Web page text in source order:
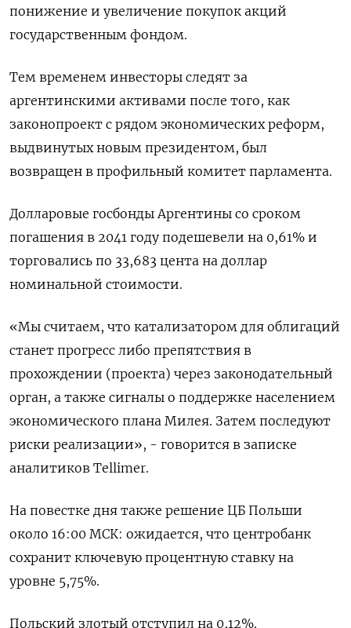
понижение и увеличение покупок акций
государственным фондом.
Тем временем инвесторы следят за
аргентинскими активами после того, как
законопроект с рядом экономических реформ,
выдвинутых новым президентом, был
возвращен в профильный комитет парламента.
Долларовые госбонды Аргентины со сроком
погашения в 2041 году подешевели на 0,61% и
торговались по 33,683 цента на доллар
номинальной стоимости.
«Мы считаем, что катализатором для облигаций
станет прогресс либо препятствия в
прохождении (проекта) через законодательный
орган, а также сигналы о поддержке населением
экономического плана Милея. Затем последуют
риски реализации», - говорится в записке
аналитиков Tellimer.
На повестке дня также решение ЦБ Польши
около 16:00 МСК: ожидается, что центробанк
сохранит ключевую процентную ставку на
уровне 5,75%.
Польский злотый отступил на 0,12%.